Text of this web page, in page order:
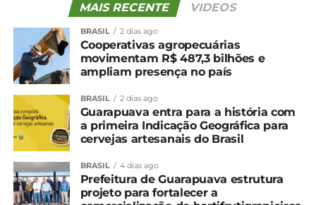
*Agência Brasil com edição
Compartilhe isso:
Facebook 18+
Relacionado
Paraná lança fundo Indígenas protestam
MAIS RECENTE VIDEOS
BRASIL 2 dias ago
Cooperativas agropecuárias
movimentam R$ 487,3 bilhões e
ampliam presença no país
BRASIL 2 dias ago
Guarapuava entra para a história com
a primeira Indicação Geográfica para
cervejas artesanais do Brasil
BRASIL 4 dias ago
Prefeitura de Guarapuava estrutura
projeto para fortalecer a